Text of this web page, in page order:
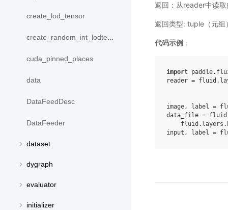
create_lod_tensor
create_random_int_lodtensor
cuda_pinned_places
data
DataFeedDesc
DataFeeder
dataset
dygraph
evaluator
initializer
返回：从reader中读
返回类型: tuple（元组
代码示例 ：
import
reader = fluid .
image, label =
data_file = fluid
fluid . layers .
input , label =